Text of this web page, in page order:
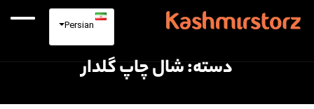
دسته:شال چاپ گلدار